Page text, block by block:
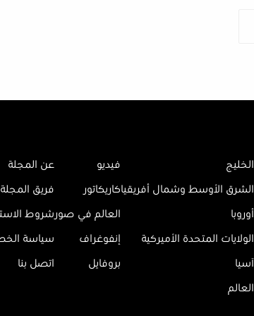
الخليج
الشرق الأوسط وشمال أفريقيا
أوروبا
الولايات المتحدة الأميركية
آسيا
العالم
فيديو
كاريكاتور
العالم في صور
إنفوغراف
بروفايل
عن المجلة
فريق المجلة
شروط
سياسة
اتصل بنا